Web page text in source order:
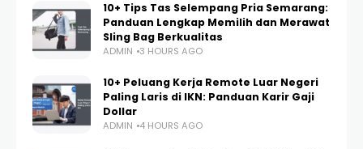
10+ Tips Tas Selempang Pria Semarang:
Panduan Lengkap Memilih dan Merawat
Sling Bag Berkualitas
ADMIN 3 HOURS AGO
10+ Peluang Kerja Remote Luar Negeri
Paling Laris di IKN: Panduan Karir Gaji
Dollar
ADMIN 4 HOURS AGO